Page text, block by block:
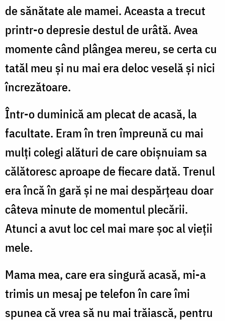
de sănătate ale mamei. Aceasta a trecut
printr-o depresie destul de urâtă. Avea
momente când plângea mereu, se certa cu
tatăl meu și nu mai era deloc veselă și nici
încrezătoare.
Într-o duminică am plecat de acasă, la
facultate. Eram în tren împreună cu mai
mulți colegi alături de care obișnuiam sa
călătoresc aproape de fiecare dată. Trenul
era încă în gară și ne mai despărțeau doar
câteva minute de momentul plecării.
Atunci a avut loc cel mai mare șoc al vieții
mele.
Mama mea, care era singură acasă, mi-a
trimis un mesaj pe telefon în care îmi
spunea că vrea să nu mai trăiască, pentru